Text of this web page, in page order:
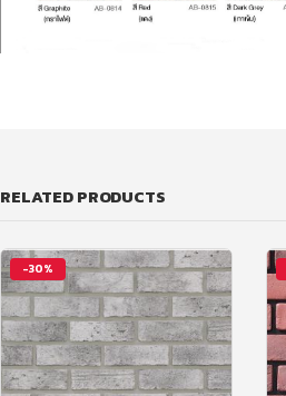
RELATED PRODUCTS
-30%